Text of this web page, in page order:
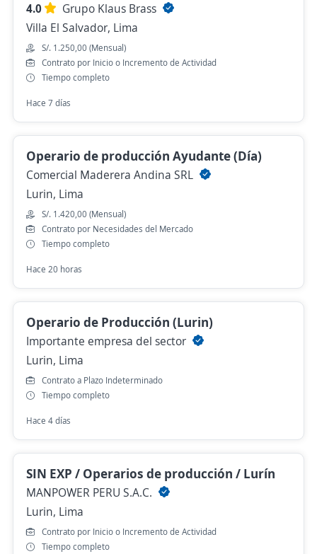
4.0
Grupo Klaus Brass
Villa El Salvador, Lima
S/. 1.250,00 (Mensual)
Contrato por Inicio o Incremento de Actividad
Tiempo completo
Hace 7 días
Operario de producción Ayudante (Día)
Comercial Maderera Andina SRL
Lurin, Lima
S/. 1.420,00 (Mensual)
Contrato por Necesidades del Mercado
Tiempo completo
Hace 20 horas
Operario de Producción (Lurin)
Importante empresa del sector
Lurin, Lima
Contrato a Plazo Indeterminado
Tiempo completo
Hace 4 días
SIN EXP / Operarios de producción / Lurín
MANPOWER PERU S.A.C.
Lurin, Lima
Contrato por Inicio o Incremento de Actividad
Tiempo completo